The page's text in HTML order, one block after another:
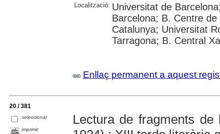
Localització: Universitat de
Barcelona; B. Centre
Catalunya; Universitat
Tarragona; B. Central
Enllaç permanent a aquest
20 / 381
seleccionar
imprimir
Lectura de fragments